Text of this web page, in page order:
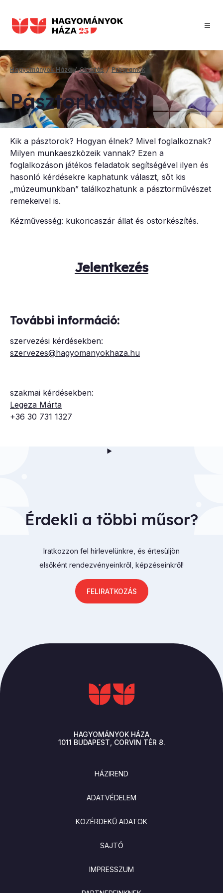
tartalomra
Morzsa
Hagyományok Háza Oktatás Programok
Pász­tor­ko­dás
Kik a pásztorok? Hogyan élnek? Mivel foglalkoznak?
Milyen munkaeszközeik vannak? Ezen a
foglalkozáson játékos feladatok segítségével ilyen és
hasonló kérdésekre kaphatunk választ, sőt kis
„múzeumunkban” találkozhatunk a pásztorművészet
remekeivel is.
Kézművesség: kukoricaszár állat és ostorkészítés.
Jelentkezés
További információ:
szervezési kérdésekben:
szervezes@hagyomanyokhaza.hu
szakmai kérdésekben:
Legeza Márta
+36 30 731 1327
Érdekli a többi műsor?
Iratkozzon fel hírlevelünkre, és értesüljön
elsőként rendezvényeinkről, képzéseinkről!
FELIRATKOZÁS
HAGYOMÁNYOK HÁZA
1011 BUDAPEST CORVIN TÉR 8.
HÁZIREND
ADATVÉDELEM
KÖZÉRDEKŰ ADATOK
SAJTÓ
IMPRESSZUM